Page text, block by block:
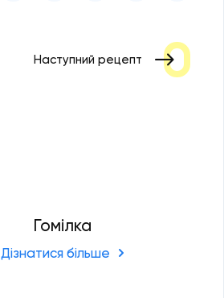
Наступний рецепт
Гомілка
Дізнатися більше